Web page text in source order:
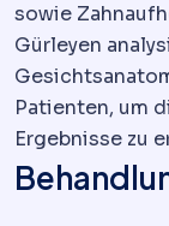
sowie
Gürleyen
Patienten, um
Ergebnisse zu